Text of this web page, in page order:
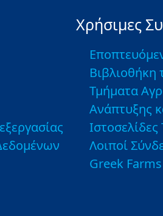
Χρήσιμες
Τμήματα
Ανάπτυξης
Λοιποί
Greek Farms